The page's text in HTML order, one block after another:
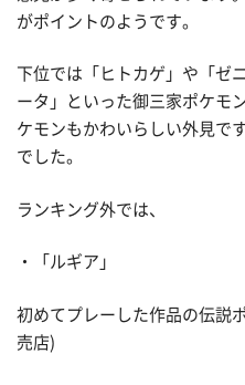
がポイントのようです。
下位では「ヒトカゲ」や「ゼ
ータ」といった御三家ポケモ
ケモンもかわいらしい外見で
でした。
ランキング外では、
・「ルギア」
初めてプレーした作品の伝説
売店)